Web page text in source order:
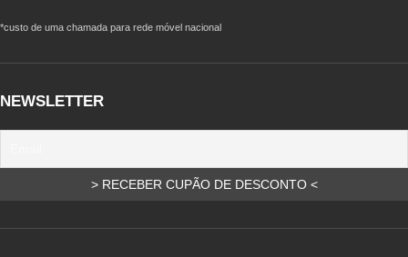
*custo de uma chamada para rede móvel nacional
NEWSLETTER